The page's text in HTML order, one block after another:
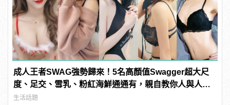
成人王者SWAG強勢歸來！5名高顏值Swagger超大尺
度、足交、雪乳、粉紅海鮮通通有，親自教你人與人的
連結！ | manfashion這樣變型男
生活話題